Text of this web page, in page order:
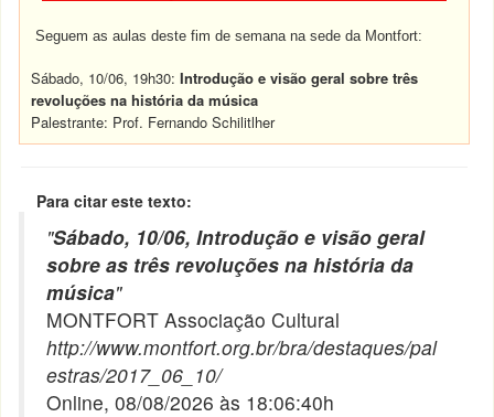
Seguem as aulas deste fim de semana na sede da Montfort:
Sábado, 10/06, 19h30:Introdução e visão geral sobre três
revoluções na história da música
Palestrante: Prof. Fernando Schilitlher
Para citar este texto:
"Sábado, 10/06, Introdução e visão geral
sobre as três revoluções na história da
música"
MONTFORT Associação Cultural
http://www.montfort.org.br/bra/destaques/pal
estras/2017_06_10/
Online, 08/08/2026 às 18:06:40h